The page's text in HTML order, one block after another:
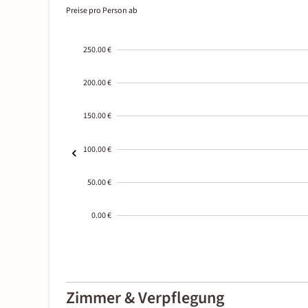
Preise pro Person ab
250.00 €
200.00 €
150.00 €
100.00 €
50.00 €
0.00 €
01-02
Zimmer & Verpflegung